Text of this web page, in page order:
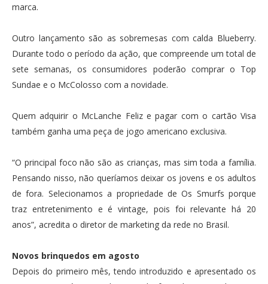
marca.
Outro lançamento são as sobremesas com calda Blueberry.
Durante todo o período da ação, que compreende um total de
sete semanas, os consumidores poderão comprar o Top
Sundae e o McColosso com a novidade.
Quem adquirir o McLanche Feliz e pagar com o cartão Visa
também ganha uma peça de jogo americano exclusiva.
“O principal foco não são as crianças, mas sim toda a família.
Pensando nisso, não queríamos deixar os jovens e os adultos
de fora. Selecionamos a propriedade de Os Smurfs porque
traz entretenimento e é vintage, pois foi relevante há 20
anos”, acredita o diretor de marketing da rede no Brasil.
Novos brinquedos em agosto
Depois do primeiro mês, tendo introduzido e apresentado os